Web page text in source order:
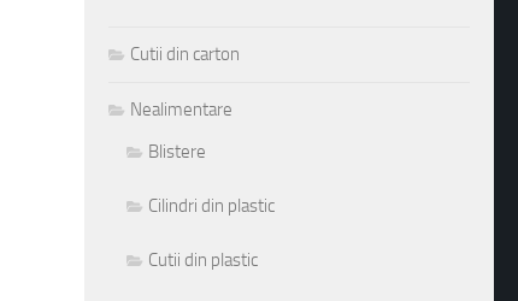
Cutii din carton
Nealimentare
Blistere
Cilindri din plastic
Cutii din plastic